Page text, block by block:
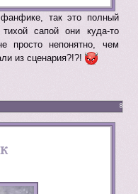
так это полный
сапой они куда-то
просто непонятно, чем
из сценария?!?!
8